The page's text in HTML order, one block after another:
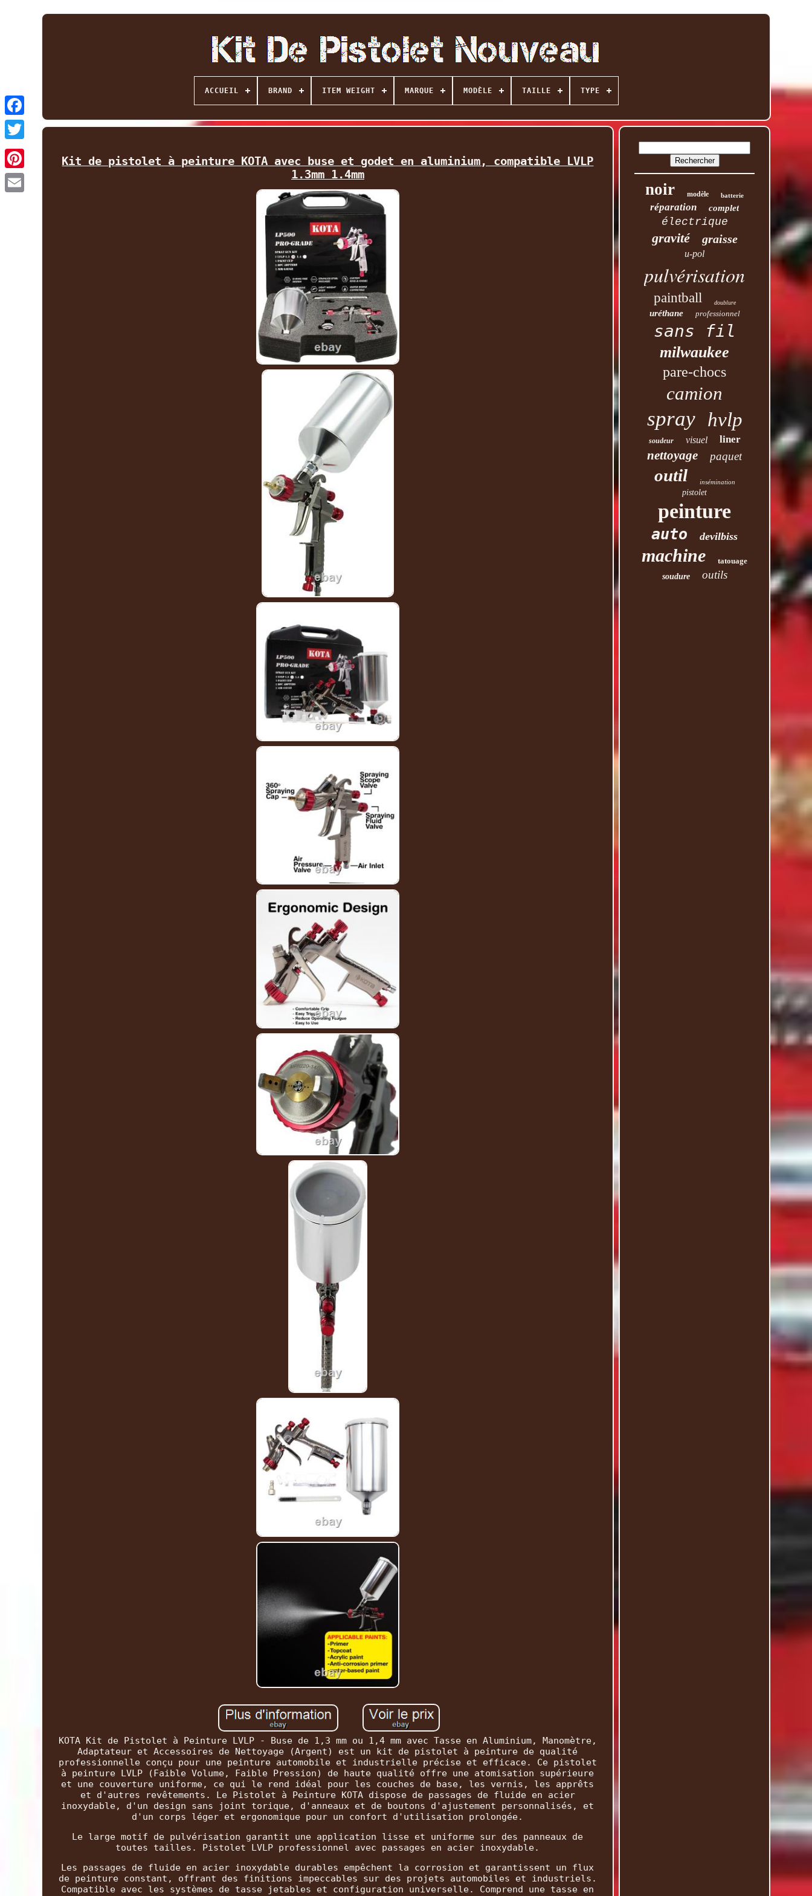
Facebook
Twitter
ACCUEIL BRAND ITEM WEIGHT MARQUE MODÈLE TAILLE TYPE
Kit de pistolet à peinture KOTA avec buse et godet en aluminium, compatible LVLP
1.3mm 1.4mm
KOTA Kit de Pistolet à Peinture LVLP - Buse de 1,3 mm ou 1,4 mm avec Tasse en Aluminium, Manomètre,
Adaptateur et Accessoires de Nettoyage (Argent) est un kit de pistolet à peinture de qualité
professionnelle conçu pour une peinture automobile et industrielle précise et efficace. Ce pistolet
à peinture LVLP (Faible Volume, Faible Pression) de haute qualité offre une atomisation supérieure
et une couverture uniforme, ce qui le rend idéal pour les couches de base, les vernis, les apprêts
et d'autres revêtements. Le Pistolet à Peinture KOTA dispose de passages de fluide en acier
inoxydable, d'un design sans joint torique, d'anneaux et de boutons d'ajustement personnalisés, et
d'un corps léger et ergonomique pour un confort d'utilisation prolongée.
Le large motif de pulvérisation garantit une application lisse et uniforme sur des panneaux de
toutes tailles. Pistolet LVLP professionnel avec passages en acier inoxydable.
Les passages de fluide en acier inoxydable durables empêchent la corrosion et garantissent un flux
de peinture constant, offrant des finitions impeccables sur des projets automobiles et industriels.
Compatible avec les systèmes de tasse jetables et configuration universelle. Comprend une tasse en
noir modèle batterie
réparation complet
électrique
gravité graisse
u-pol
pulvérisation
paintball doublure
uréthane professionnel
sans fil
milwaukee
pare-chocs
camion
spray hvlp
soudeur visuel liner
nettoyage paquet
outil insémination
pistolet
peinture
auto devilbiss
machine
tatouage
soudure
outils